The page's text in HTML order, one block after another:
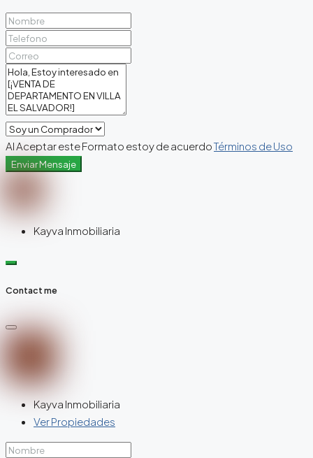
Al Aceptar este Formato estoy de acuerdoTérminos de Uso
Enviar Mensaje
Kayva Inmobiliaria
Contact me
Kayva Inmobiliaria
Ver Propiedades